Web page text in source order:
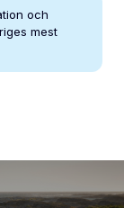
och
mest